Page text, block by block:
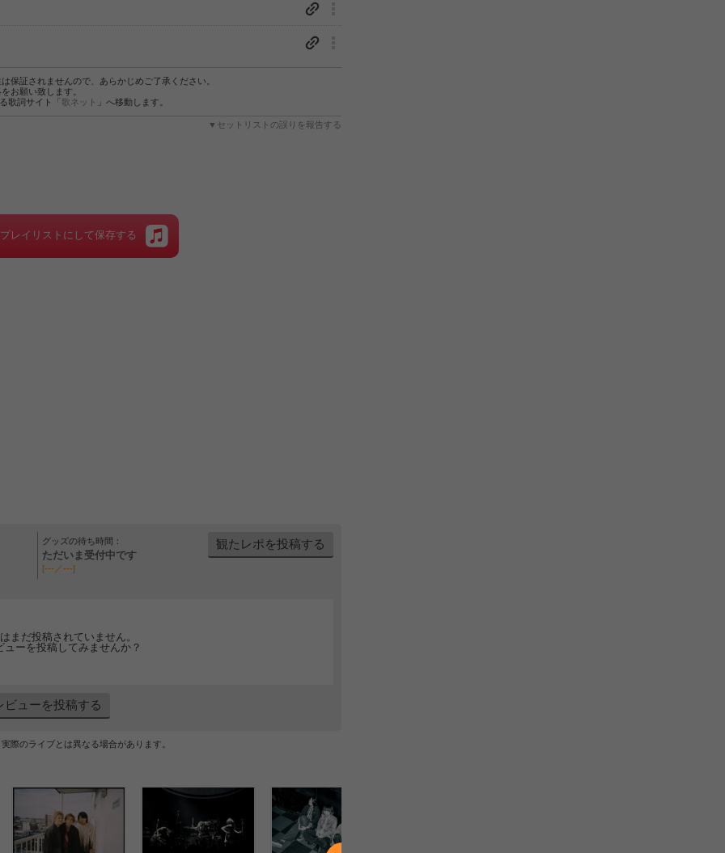
保証されませんので、あらかじめご了承ください。
お願い致します。
歌詞サイト「歌ネット 」へ移動します。
▼セットリストの誤りを報告する
レイリストにして保存する
グッズの待ち時間：
ただいま受付中です
[---／---]
観たレポを投稿する
まだ投稿されていません。
ューを投稿してみませんか？
ビューを投稿する
際のライブとは異なる場合があります。